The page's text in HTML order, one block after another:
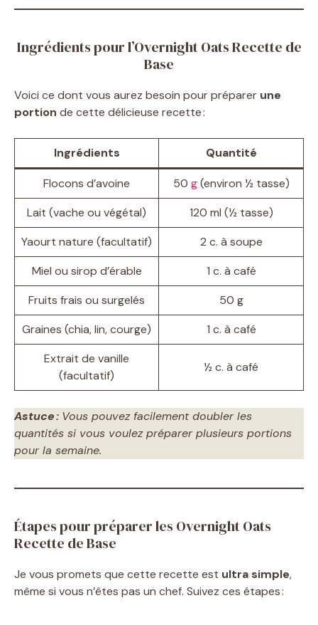
Ingrédients pour l’Overnight Oats Recette de
Base
Voici ce dont vous aurez besoin pour préparer une
portion de cette délicieuse recette :
Ingrédients Quantité
Flocons d’avoine 50 g(environ ½ tasse)
Lait (vache ou végétal)
120 ml (½ tasse)
Yaourt nature (facultatif)
2 c. à soupe
Miel ou sirop d’érable
1 c. à café
Fruits frais ou surgelés
50 g
Graines (chia, lin, courge)
1 c. à café
Extrait de vanille
(facultatif)
½ c. à café
Astuce : Vous pouvez facilement doubler les
quantités si vous voulez préparer plusieurs portions
pour la semaine.
Étapes pour préparer les Overnight Oats
Recette de Base
Je vous promets que cette recette est ultra simple,
même si vous n’êtes pas un chef. Suivez ces étapes :